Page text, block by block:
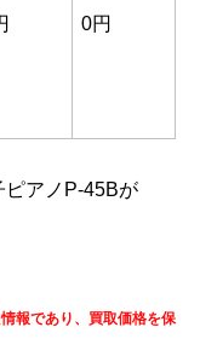
0円
ピアノP-45Bが
報であり、買取価格を保